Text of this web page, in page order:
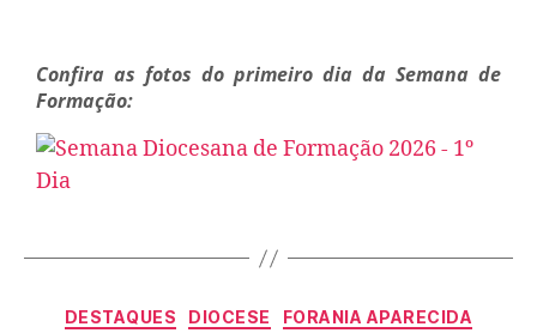
Confira as fotos do primeiro dia da Semana de
Formação:
DESTAQUES DIOCESE
FORANIA APARECIDA